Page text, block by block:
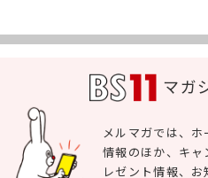
マガ
メルマガでは、ホ
情報のほか、キャ
レゼント情報、